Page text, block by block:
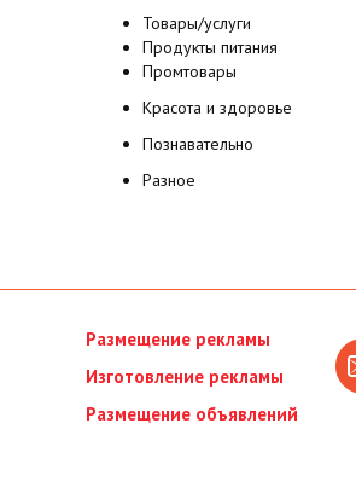
Товары/услуги
Продукты питания
Промтовары
Красота и здоровье
Познавательно
Разное
Размещение рекламы
Изготовление рекламы
Размещение объявлений